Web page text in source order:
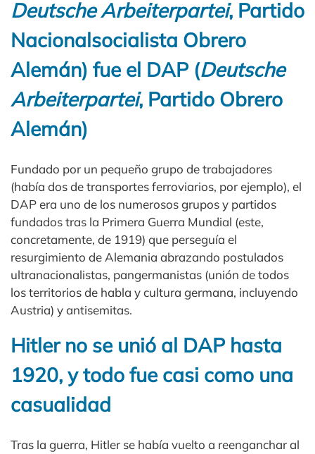
Deutsche Arbeiterpartei, Partido
Nacionalsocialista Obrero
Alemán) fue el DAP (Deutsche
Arbeiterpartei, Partido Obrero
Alemán)
Fundado por un pequeño grupo de trabajadores
(había dos de transportes ferroviarios, por ejemplo), el
DAP era uno de los numerosos grupos y partidos
fundados tras la Primera Guerra Mundial (este,
concretamente, de 1919) que perseguía el
resurgimiento de Alemania abrazando postulados
ultranacionalistas, pangermanistas (unión de todos
los territorios de habla y cultura germana, incluyendo
Austria) y antisemitas.
Hitler no se unió al DAP hasta
1920, y todo fue casi como una
casualidad
Tras la guerra, Hitler se había vuelto a reenganchar al